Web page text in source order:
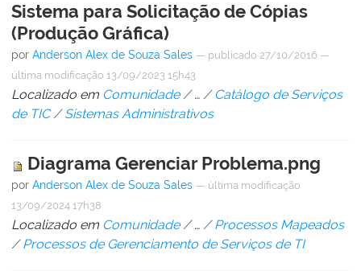
Sistema para Solicitação de Cópias
(Produção Gráfica)
por Anderson Alex de Souza Sales — publicado 27/10/2016 —
última modificação 13/09/2023 15h43
Localizado em Comunidade /… / Catálogo de Serviços
de TIC /Sistemas Administrativos
Diagrama Gerenciar Problema.png
por Anderson Alex de Souza Sales — última modificação
13/09/2024 17h38
Localizado em Comunidade /… /Processos Mapeados
/Processos de Gerenciamento de Serviços de TI